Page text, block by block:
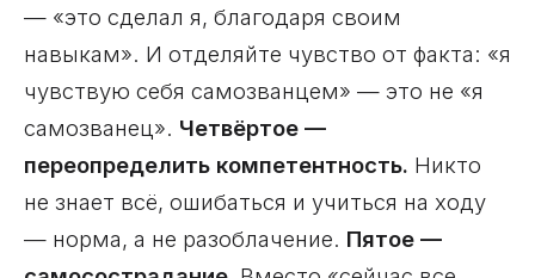
— «это сделал я, благодаря своим
навыкам». И отделяйте чувство от факта: «я
чувствую себя самозванцем» — это не «я
самозванец». Четвёртое —
переопределить компетентность. Никто
не знает всё, ошибаться и учиться на ходу
— норма, а не разоблачение. Пятое —